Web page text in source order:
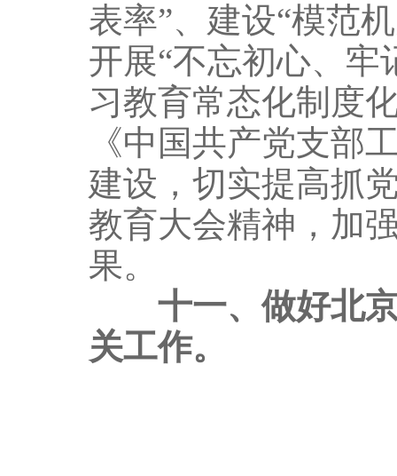
表率”、建设“模范
开展“不忘初心、牢
习教育常态化制度
《中国共产党支部
建设，切实提高抓
教育大会精神，加
果。
十一、做好北
关工作。